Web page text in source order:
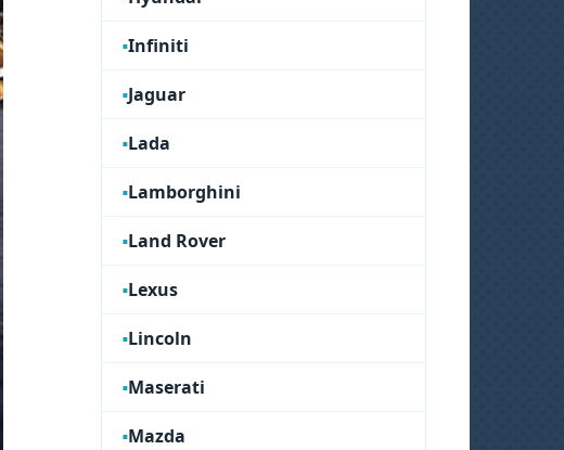
Infiniti
Jaguar
Lada
Lamborghini
Land Rover
Lexus
Lincoln
Maserati
Mazda